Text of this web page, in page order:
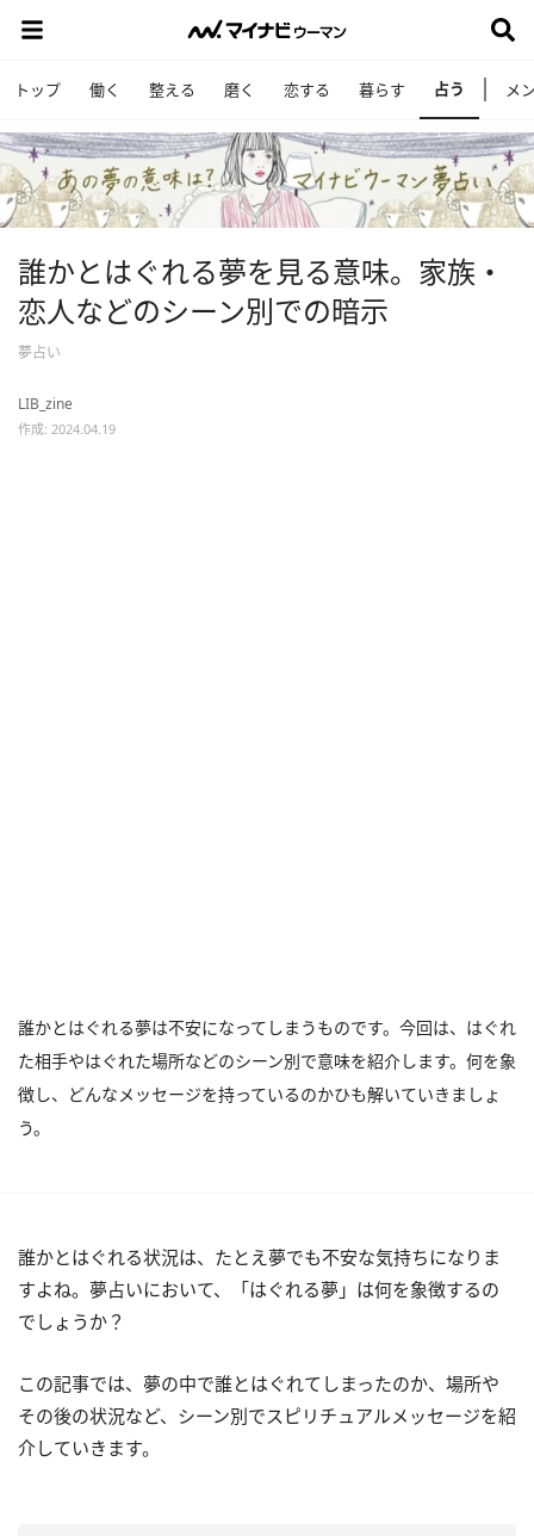
トップ 働く 整える 磨く 恋する 暮らす 占う メ
誰かとはぐれる夢を見る意味。家族・
恋人などのシーン別での暗示
夢占い
LIB_zine
作成: 2024.04.19
誰かとはぐれる夢は不安になってしまうものです。今回は、はぐれ
た相手やはぐれた場所などのシーン別で意味を紹介します。何を象
徴し、どんなメッセージを持っているのかひも解いていきましょ
う。
誰かとはぐれる状況は、たとえ夢でも不安な気持ちになりま
すよね。夢占いにおいて、「はぐれる夢」は何を象徴するの
でしょうか？
この記事では、夢の中で誰とはぐれてしまったのか、場所や
その後の状況など、シーン別でスピリチュアルメッセージを紹
介していきます。